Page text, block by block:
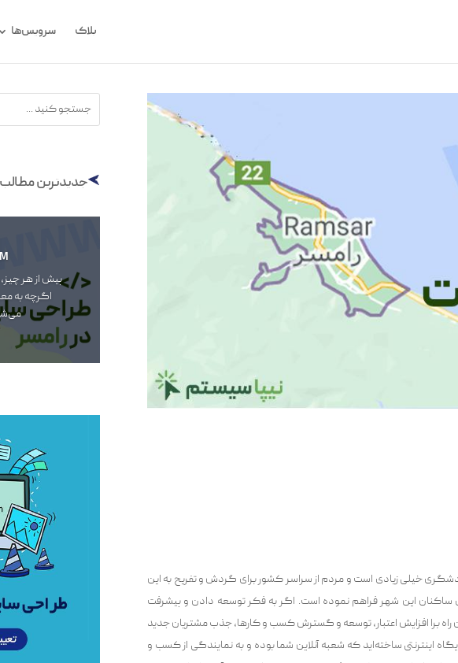
بلاگ سرویس‌ها
جدیدترین
خیلی زیادی است و مردم از سراسر کشور برای گردش و تفریح به این
ساکنان این شهر فراهم نموده است. اگر به فکر توسعه دادن و پیشرفت
راه برا افزایش اعتبار، توسعه و گسترش کسب و کارها، جذب مشتریان جدید
اینترنتی ساخته‌اید که شعبه آنلاین شما بوده و به نمایندگی از کسب و